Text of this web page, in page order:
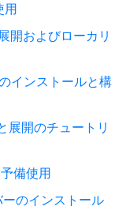
用
開およびローカリ
インストールと構
展開のチュートリ
備使用
のインストール